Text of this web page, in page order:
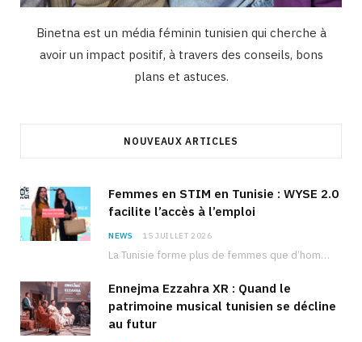
Binetna est un média féminin tunisien qui cherche à
avoir un impact positif, à travers des conseils, bons
plans et astuces.
NOUVEAUX ARTICLES
Femmes en STIM en Tunisie : WYSE 2.0
facilite l’accès à l’emploi
NEWS 15 JUILLET 2026
La Tunisie forme plus de femmes que d’hommes dans les filières scientifiques. Pourtant, pour beaucoup…
Ennejma Ezzahra XR : Quand le
patrimoine musical tunisien se décline
au futur